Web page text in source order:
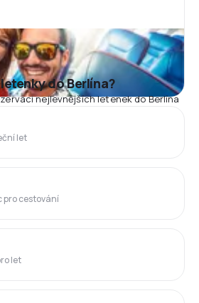
do Berlína?
nejlevnějších letenek do Berlína
let
pro cestování
let